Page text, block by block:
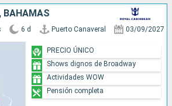
BAHAMAS
6 d Puerto Canaveral 03/09/2027
PRECIO ÚNICO
Shows dignos de Broadway
Actividades WOW
Pensión completa